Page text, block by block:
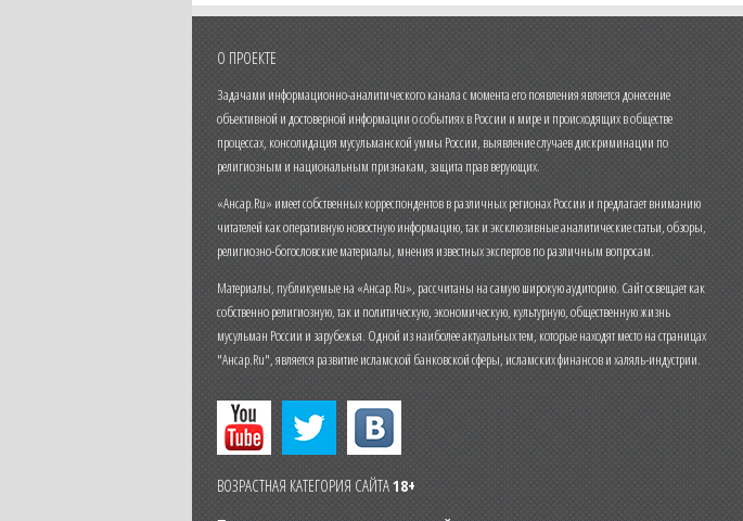
О ПРОЕКТЕ
Задачами информационно-аналитического канала с момента его появления является донесение
объективной и достоверной информации о событиях в России и мире и происходящих в обществе
процессах, консолидация мусульманской уммы России, выявление случаев дискриминации по
религиозным и национальным признакам, защита прав верующих.
«Ансар.Ru» имеет собственных корреспондентов в различных регионах России и предлагает вниманию
читателей как оперативную новостную информацию, так и эксклюзивные аналитические статьи, обзоры,
религиозно-богословские материалы, мнения известных экспертов по различным вопросам.
Материалы, публикуемые на «Ансар.Ru», рассчитаны на самую широкую аудиторию. Сайт освещает как
собственно религиозную, так и политическую, экономическую, культурную, общественную жизнь
мусульман России и зарубежья. Одной из наиболее актуальных тем, которые находят место на страницах
"Ансар.Ru", является развитие исламской банковской сферы, исламских финансов и халяль-индустрии.
ВОЗРАСТНАЯ КАТЕГОРИЯ САЙТА18+